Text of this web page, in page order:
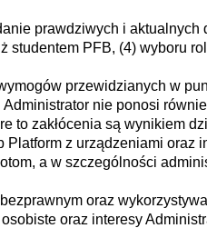
prawdziwych i
PFB, (4) wyboru
przewidzianych w
nie ponosi
zakłócenia są wynikiem
z urządzeniami oraz
a w szczególności
oraz
oraz interesy